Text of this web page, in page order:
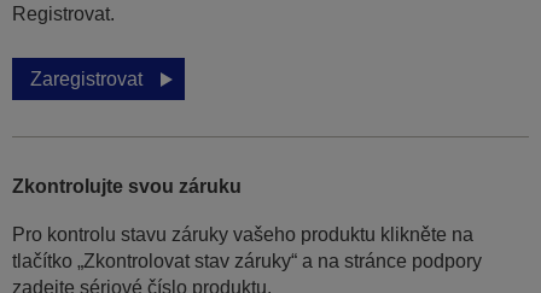
Registrovat.
Zaregistrovat
Zkontrolujte svou záruku
Pro kontrolu stavu záruky vašeho produktu klikněte na
tlačítko „Zkontrolovat stav záruky“ a na stránce podpory
zadejte sériové číslo produktu.